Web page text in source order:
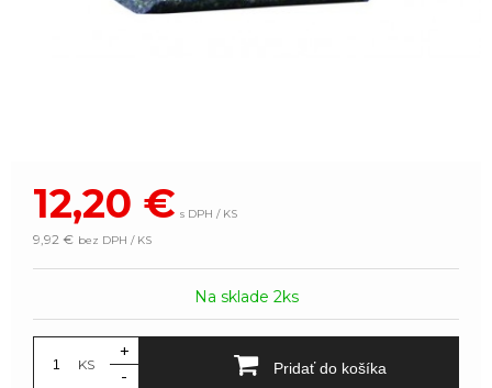
12,20 € s DPH / KS
9,92 € bez DPH / KS
Na sklade 2ks
KS
+
-
Pridať do košíka